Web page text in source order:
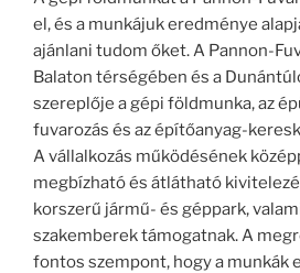
el, és a munkájuk eredménye
ajánlani tudom őket. A Pannon-
Balaton térségében és a
szereplője a gépi földmunka, az
fuvarozás és az építőanyag-
A vállalkozás működésének
megbízható és átlátható
korszerű jármű- és géppark,
szakemberek támogatnak. A
fontos szempont, hogy a munkák